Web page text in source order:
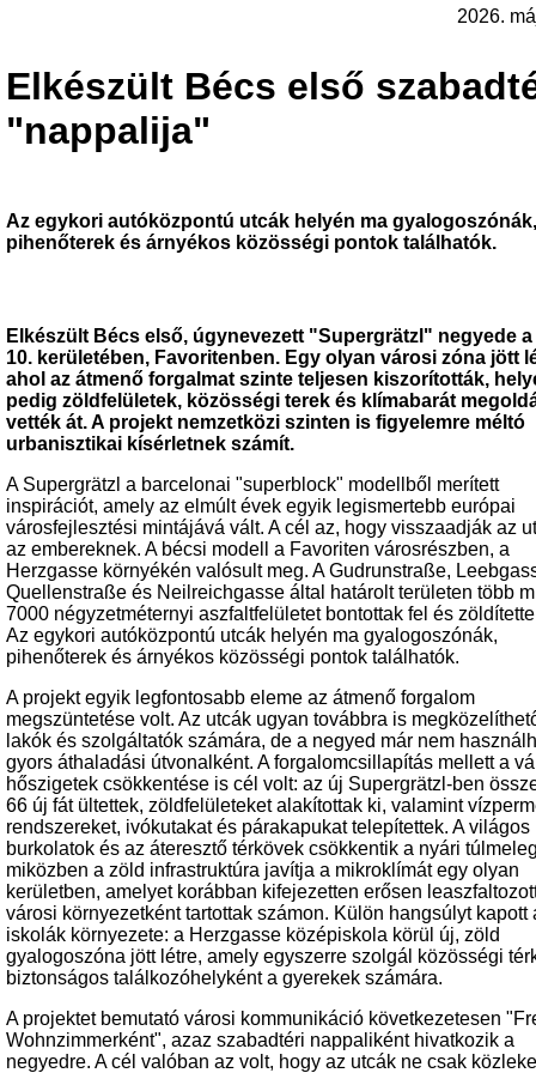
2026.
Elkészült Bécs első
"nappalija"
Az egykori autóközpontú utcák helyén ma gyalogoszónák,
pihenőterek és árnyékos közösségi pontok találhatók.
Elkészült Bécs első, úgynevezett "Supergrätzl" negyede
10. kerületében, Favoritenben. Egy olyan városi zóna jött
ahol az átmenő forgalmat szinte teljesen kiszorították,
pedig zöldfelületek, közösségi terek és klímabarát
vették át. A projekt nemzetközi szinten is figyelemre méltó
urbanisztikai kísérletnek számít.
A Supergrätzl a barcelonai "superblock" modellből merített
inspirációt, amely az elmúlt évek egyik legismertebb európai
városfejlesztési mintájává vált. A cél az, hogy visszaadják az
az embereknek. A bécsi modell a Favoriten városrészben, a
Herzgasse környékén valósult meg. A Gudrunstraße,
Quellenstraße és Neilreichgasse által határolt területen több
7000 négyzetméternyi aszfaltfelületet bontottak fel és
Az egykori autóközpontú utcák helyén ma gyalogoszónák,
pihenőterek és árnyékos közösségi pontok találhatók.
A projekt egyik legfontosabb eleme az átmenő forgalom
megszüntetése volt. Az utcák ugyan továbbra is
lakók és szolgáltatók számára, de a negyed már nem
gyors áthaladási útvonalként. A forgalomcsillapítás mellett a
hőszigetek csökkentése is cél volt: az új Supergrätzl-ben
66 új fát ültettek, zöldfelületeket alakítottak ki, valamint
rendszereket, ivókutakat és párakapukat telepítettek. A világos
burkolatok és az áteresztő térkövek csökkentik a nyári
miközben a zöld infrastruktúra javítja a mikroklímát egy olyan
kerületben, amelyet korábban kifejezetten erősen
városi környezetként tartottak számon. Külön hangsúlyt kapott
iskolák környezete: a Herzgasse középiskola körül új, zöld
gyalogoszóna jött létre, amely egyszerre szolgál közösségi
biztonságos találkozóhelyként a gyerekek számára.
A projektet bemutató városi kommunikáció következetesen
Wohnzimmerként", azaz szabadtéri nappaliként hivatkozik a
negyedre. A cél valóban az volt, hogy az utcák ne csak